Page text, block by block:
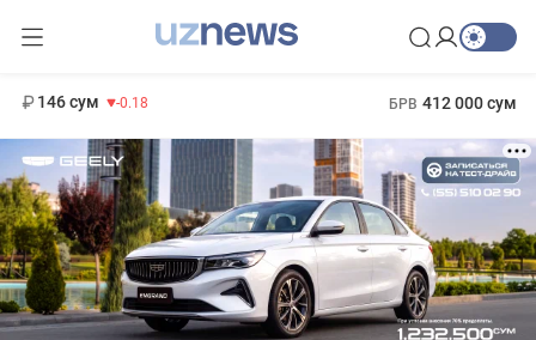
146 сум -0.18 БРВ 412 000 сум